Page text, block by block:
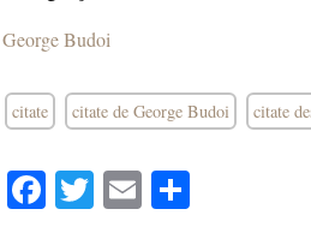
George Budoi
citate citate de George Budoi citate
Facebook
Twitter
Email